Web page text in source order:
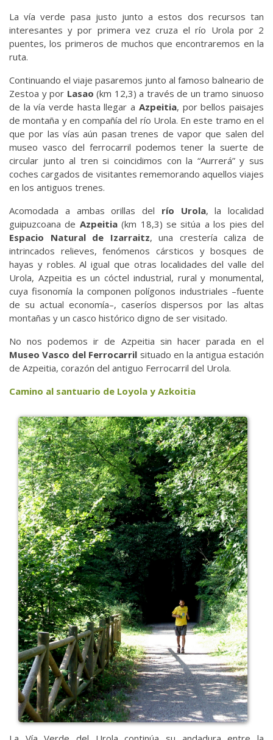
La vía verde pasa justo junto a estos dos recursos tan
interesantes y por primera vez cruza el río Urola por 2
puentes, los primeros de muchos que encontraremos en la
ruta.
Continuando el viaje pasaremos junto al famoso balneario de
Zestoa y por Lasao(km 12,3) a través de un tramo sinuoso
de la vía verde hasta llegar a Azpeitia, por bellos paisajes
de montaña y en compañía del río Urola. En este tramo en el
que por las vías aún pasan trenes de vapor que salen del
museo vasco del ferrocarril podemos tener la suerte de
circular junto al tren si coincidimos con la “Aurrerá” y sus
coches cargados de visitantes rememorando aquellos viajes
en los antiguos trenes.
Acomodada a ambas orillas del río Urola, la localidad
guipuzcoana de Azpeitia(km 18,3) se sitúa a los pies del
Espacio Natural de Izarraitz, una crestería caliza de
intrincados relieves, fenómenos cársticos y bosques de
hayas y robles. Al igual que otras localidades del valle del
Urola, Azpeitia es un cóctel industrial, rural y monumental,
cuya fisonomía la componen polígonos industriales –fuente
de su actual economía–, caseríos dispersos por las altas
montañas y un casco histórico digno de ser visitado.
No nos podemos ir de Azpeitia sin hacer parada en el
Museo Vasco del Ferrocarril situado en la antigua estación
de Azpeitia, corazón del antiguo Ferrocarril del Urola.
Camino al santuario de Loyola y Azkoitia